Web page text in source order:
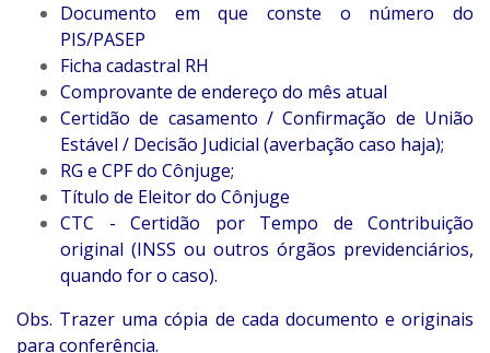
Documento em que conste o número do
PIS/PASEP
Ficha cadastral RH
Comprovante de endereço do mês atual
Certidão de casamento / Confirmação de União
Estável / Decisão Judicial (averbação caso haja);
RG e CPF do Cônjuge;
Título de Eleitor do Cônjuge
CTC - Certidão por Tempo de Contribuição
original (INSS ou outros órgãos previdenciários,
quando for o caso).
Obs. Trazer uma cópia de cada documento e originais
para conferência.